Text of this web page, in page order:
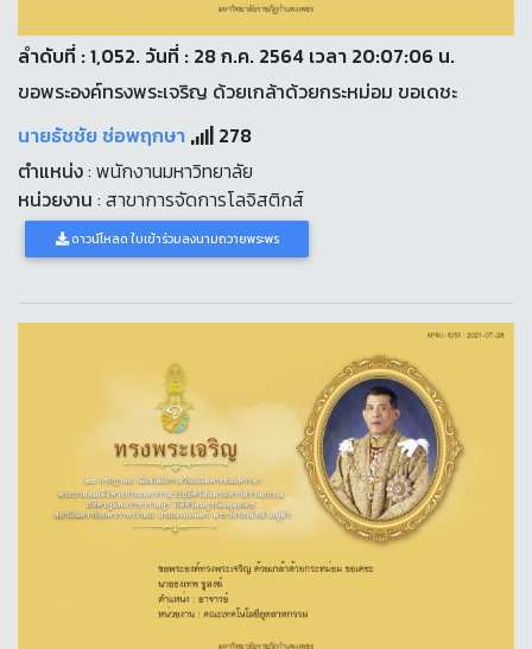
ลำดับที่ : 1,052. วันที่ : 28 ก.ค. 2564 เวลา 20:07:06 น.
ขอพระองค์ทรงพระเจริญ ด้วยเกล้าด้วยกระหม่อม ขอเดชะ
นายธัชชัย ช่อพฤกษา
278
ตำแหน่ง: พนักงานมหาวิทยาลัย
หน่วยงาน : สาขาการจัดการโลจิสติกส์
ดาวน์โหลด ใบเข้าร่วมลงนามถวายพระพร